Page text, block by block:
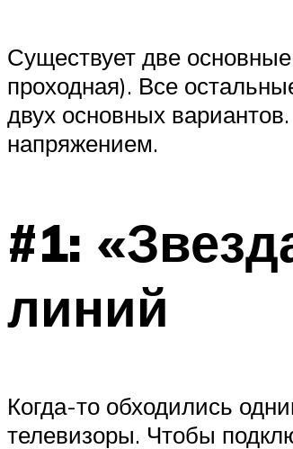
Существует две
проходная). Все
двух основных
напряжением.
#1:
линий
Когда-то обходились
телевизоры. Чтобы